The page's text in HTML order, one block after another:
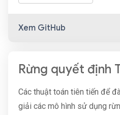
Xem GitHub
Rừng quyết định
Các thuật toán tiên tiến để
giải các mô hình sử dụng